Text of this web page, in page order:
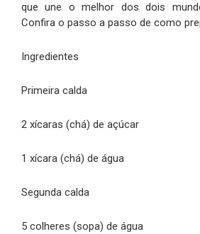
que une o melhor dos dois
Confira o passo a passo de como
Ingredientes
Primeira calda
2 xícaras (chá) de açúcar
1 xícara (chá) de água
Segunda calda
5 colheres (sopa) de água